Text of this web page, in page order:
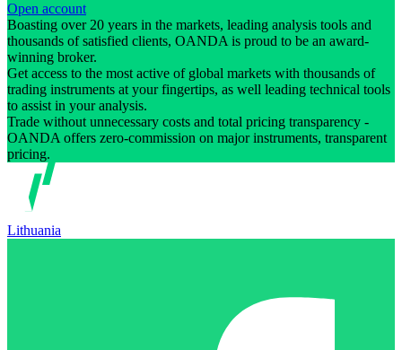
Open account
Boasting over 20 years in the markets, leading analysis tools and
thousands of satisfied clients, OANDA is proud to be an award-
winning broker.
Get access to the most active of global markets with thousands of
trading instruments at your fingertips, as well leading technical tools
to assist in your analysis.
Trade without unnecessary costs and total pricing transparency -
OANDA offers zero-commission on major instruments, transparent
pricing.
Lithuania